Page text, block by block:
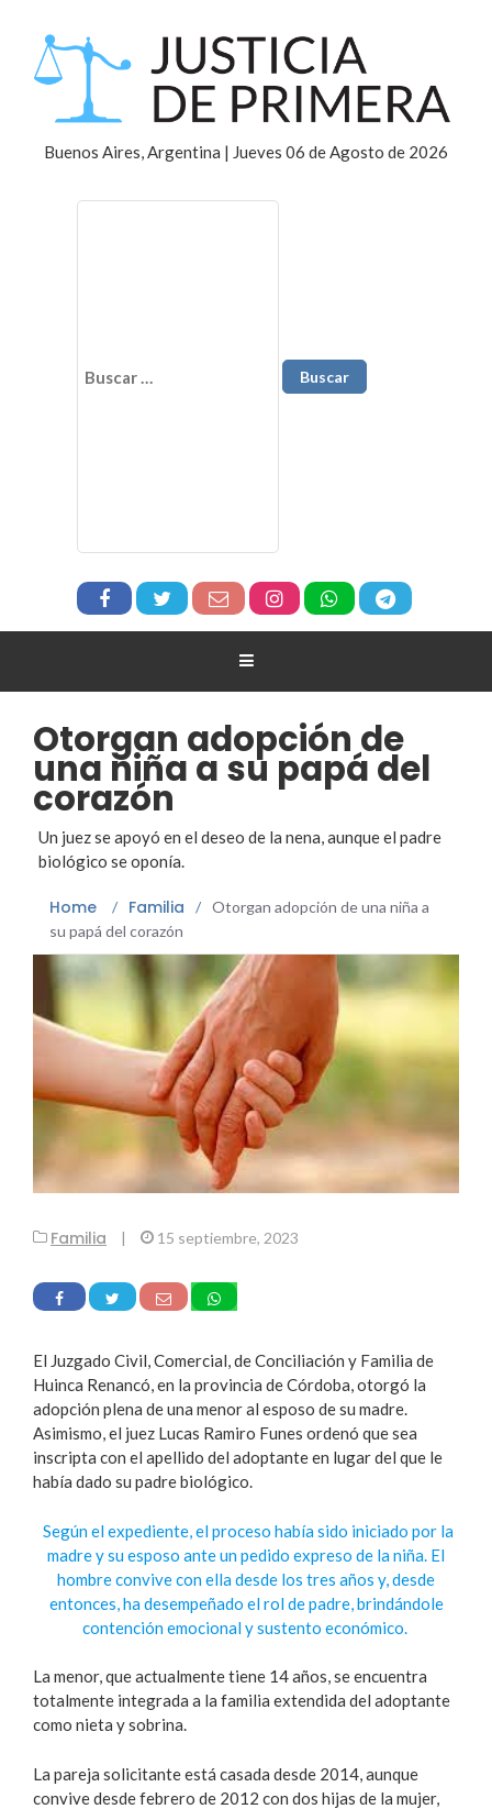
Buenos Aires, Argentina | Jueves 06 de Agosto de 2026
Otorgan adopción de
una niña a su papá del
corazón
Un juez se apoyó en el deseo de la nena, aunque el padre
biológico se oponía.
Home / Familia / Otorgan adopción de una niña a
su papá del corazón
Familia | 15 septiembre, 2023
El Juzgado Civil, Comercial, de Conciliación y Familia de
Huinca Renancó, en la provincia de Córdoba, otorgó la
adopción plena de una menor al esposo de su madre.
Asimismo, el juez Lucas Ramiro Funes ordenó que sea
inscripta con el apellido del adoptante en lugar del que le
había dado su padre biológico.
Según el expediente, el proceso había sido iniciado por la
madre y su esposo ante un pedido expreso de la niña. El
hombre convive con ella desde los tres años y, desde
entonces, ha desempeñado el rol de padre, brindándole
contención emocional y sustento económico.
La menor, que actualmente tiene 14 años, se encuentra
totalmente integrada a la familia extendida del adoptante
como nieta y sobrina.
La pareja solicitante está casada desde 2014, aunque
convive desde febrero de 2012 con dos hijas de la mujer,